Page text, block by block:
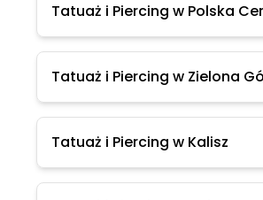
Tatuaż i Piercing w Polska
Tatuaż i Piercing w Zielona
Tatuaż i Piercing w Kalisz